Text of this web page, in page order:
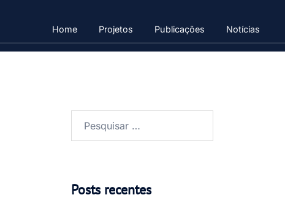
Home Projetos Publicações Notícias
Posts recentes